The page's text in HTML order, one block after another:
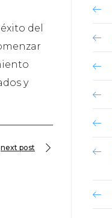
del
y
next post